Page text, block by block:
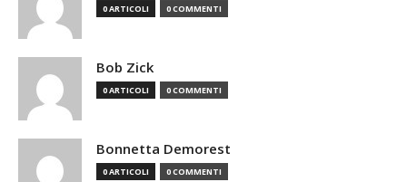
0 ARTICOLI 0 COMMENTI
Bob Zick
0 ARTICOLI 0 COMMENTI
Bonnetta Demorest
0 ARTICOLI 0 COMMENTI